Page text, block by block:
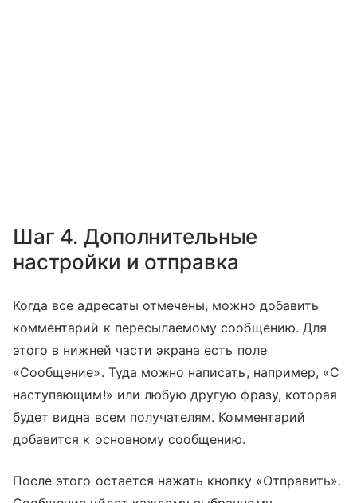
Шаг 4. Дополнительные
настройки и отправка
Когда все адресаты отмечены, можно добавить
комментарий к пересылаемому сообщению. Для
этого в нижней части экрана есть поле
«Сообщение». Туда можно написать, например, «С
наступающим!» или любую другую фразу, которая
будет видна всем получателям. Комментарий
добавится к основному сообщению.
После этого остается нажать кнопку «Отправить».